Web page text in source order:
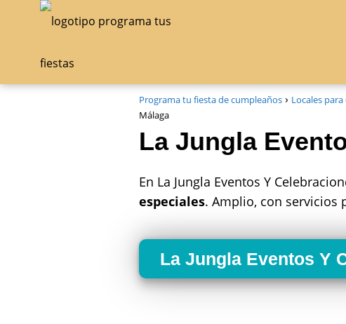
Programa tu fiesta de cumpleaños Locales
Málaga
La Jungla
En La Jungla Eventos Y
especiales. Amplio, con servicios
La Jungla Eventos Y